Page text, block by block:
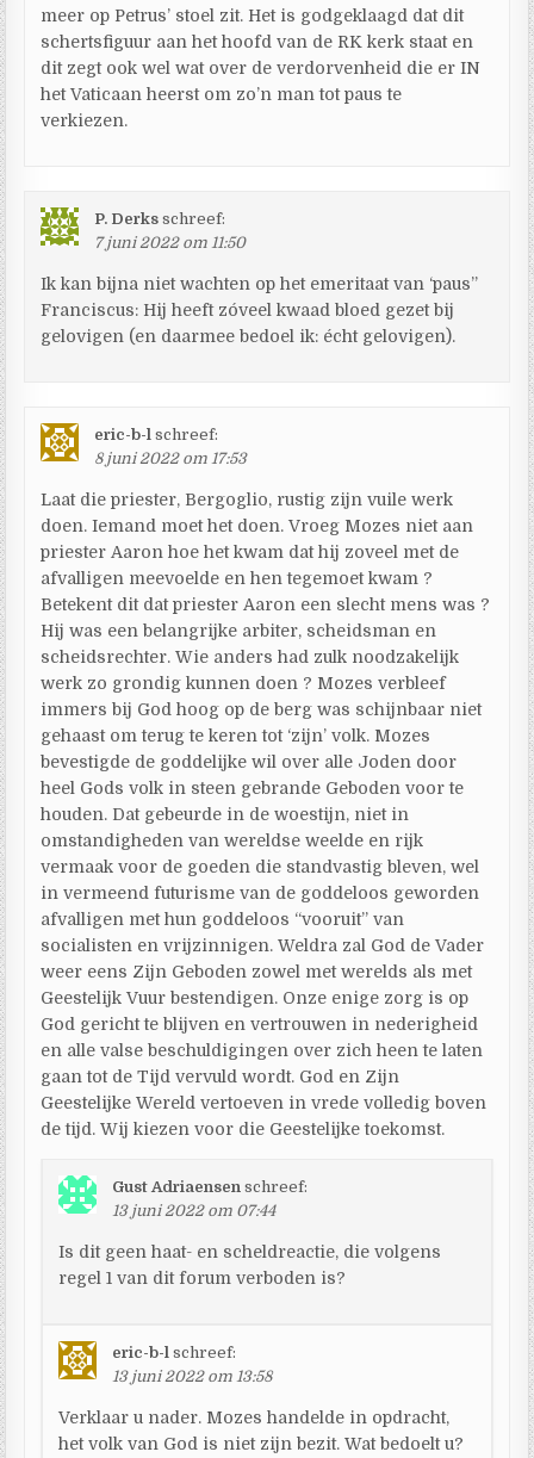
meer op Petrus’ stoel zit. Het is godgeklaagd dat dit
schertsfiguur aan het hoofd van de RK kerk staat en
dit zegt ook wel wat over de verdorvenheid die er IN
het Vaticaan heerst om zo’n man tot paus te
verkiezen.
P. Derks schreef:
7 juni 2022 om 11:50
Ik kan bijna niet wachten op het emeritaat van ‘paus”
Franciscus: Hij heeft zóveel kwaad bloed gezet bij
gelovigen (en daarmee bedoel ik: écht gelovigen).
eric-b-l schreef:
8 juni 2022 om 17:53
Laat die priester, Bergoglio, rustig zijn vuile werk
doen. Iemand moet het doen. Vroeg Mozes niet aan
priester Aaron hoe het kwam dat hij zoveel met de
afvalligen meevoelde en hen tegemoet kwam ?
Betekent dit dat priester Aaron een slecht mens was ?
Hij was een belangrijke arbiter, scheidsman en
scheidsrechter. Wie anders had zulk noodzakelijk
werk zo grondig kunnen doen ? Mozes verbleef
immers bij God hoog op de berg was schijnbaar niet
gehaast om terug te keren tot ‘zijn’ volk. Mozes
bevestigde de goddelijke wil over alle Joden door
heel Gods volk in steen gebrande Geboden voor te
houden. Dat gebeurde in de woestijn, niet in
omstandigheden van wereldse weelde en rijk
vermaak voor de goeden die standvastig bleven, wel
in vermeend futurisme van de goddeloos geworden
afvalligen met hun goddeloos “vooruit” van
socialisten en vrijzinnigen. Weldra zal God de Vader
weer eens Zijn Geboden zowel met werelds als met
Geestelijk Vuur bestendigen. Onze enige zorg is op
God gericht te blijven en vertrouwen in nederigheid
en alle valse beschuldigingen over zich heen te laten
gaan tot de Tijd vervuld wordt. God en Zijn
Geestelijke Wereld vertoeven in vrede volledig boven
de tijd. Wij kiezen voor die Geestelijke toekomst.
Gust Adriaensen schreef:
13 juni 2022 om 07:44
Is dit geen haat- en scheldreactie, die volgens
regel 1 van dit forum verboden is?
eric-b-l schreef:
13 juni 2022 om 13:58
Verklaar u nader. Mozes handelde in opdracht,
het volk van God is niet zijn bezit. Wat bedoelt u?